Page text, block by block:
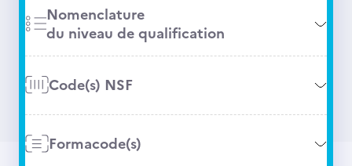
Nomenclature
du niveau de qualification
Code(s) NSF
Formacode(s)